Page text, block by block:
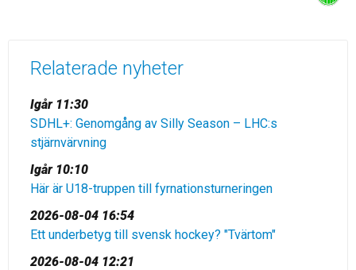
Relaterade nyheter
Igår 11:30
SDHL+: Genomgång av Silly Season – LHC:s
stjärnvärvning
Igår 10:10
Här är U18-truppen till fyrnationsturneringen
2026-08-04 16:54
Ett underbetyg till svensk hockey? "Tvärtom"
2026-08-04 12:21